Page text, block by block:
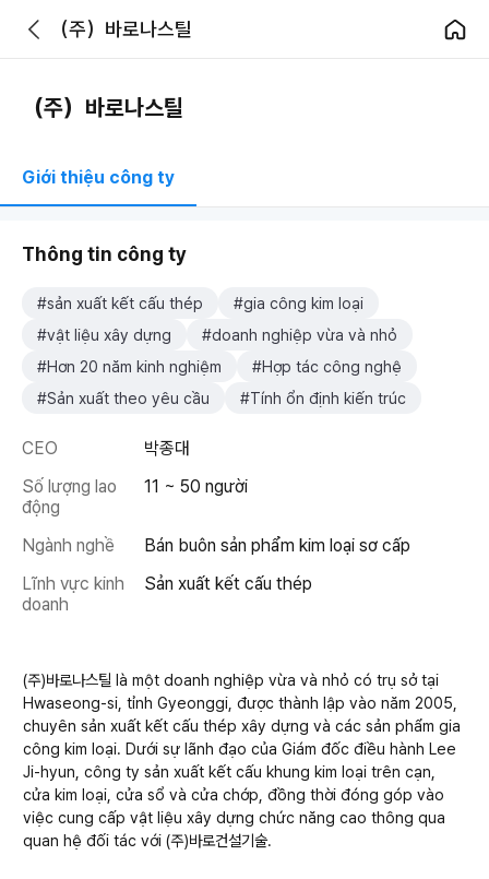
（주）바로나스틸
（주）바로나스틸
Giới thiệu công ty
Thông tin công ty
#sản xuất kết cấu thép
#gia công kim loại
#vật liệu xây dựng
#doanh nghiệp vừa và nhỏ
#Hơn 20 năm kinh nghiệm
#Hợp tác công nghệ
#Sản xuất theo yêu cầu
#Tính ổn định kiến ​​trúc
CEO
박종대
Số lượng lao
động
11 ~ 50 người
Ngành nghề
Bán buôn sản phẩm kim loại sơ cấp
Lĩnh vực kinh
doanh
Sản xuất kết cấu thép
(주)바로나스틸 là một doanh nghiệp vừa và nhỏ có trụ sở tại
Hwaseong-si, tỉnh Gyeonggi, được thành lập vào năm 2005,
chuyên sản xuất kết cấu thép xây dựng và các sản phẩm gia
công kim loại. Dưới sự lãnh đạo của Giám đốc điều hành Lee
Ji-hyun, công ty sản xuất kết cấu khung kim loại trên cạn,
cửa kim loại, cửa sổ và cửa chớp, đồng thời đóng góp vào
việc cung cấp vật liệu xây dựng chức năng cao thông qua
quan hệ đối tác với (주)바로건설기술.